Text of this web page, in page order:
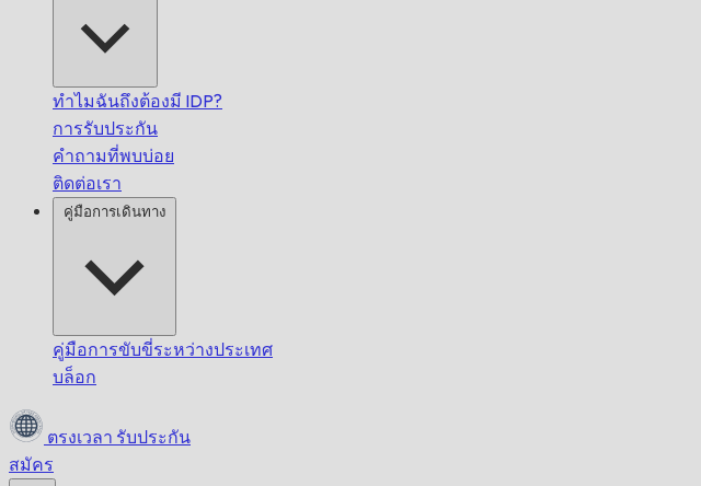
ทำไมฉันถึงต้องมี IDP?
การรับประกัน
คำถามที่พบบ่อย
ติดต่อเรา
คู่มือการเดินทาง
คู่มือการขับขี่ระหว่างประเทศ
บล็อก
ตรงเวลา รับประกัน
สมัคร